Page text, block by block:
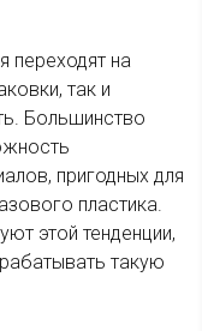
переходят на
так и
Большинство
пригодных для
пластика.
этой тенденции,
такую